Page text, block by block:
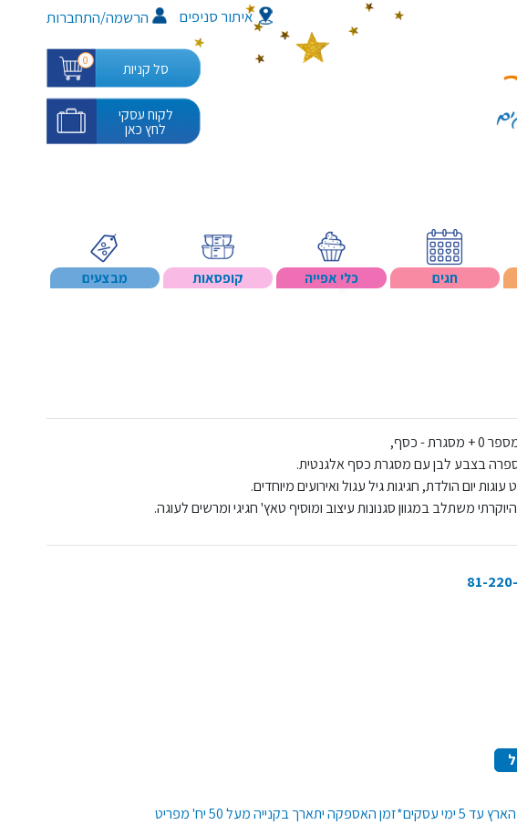
איתור סניפים הרשמה/התחברות
סל קניות 0
לקוח עסקי
לחץ כאן
חגים כלי אפייה קופסאות מבצעים
- כסף,
ספרה בצבע לבן עם מסגרת כסף אלגנטית.
יום הולדת, חגיגות גיל עגול ואירועים מיוחדים.
משתלב במגוון סגנונות עיצוב ומוסיף טאץ' חגיגי ומרשים לעוגה.
81-
בקנייה מעל 50 יח' מפריט